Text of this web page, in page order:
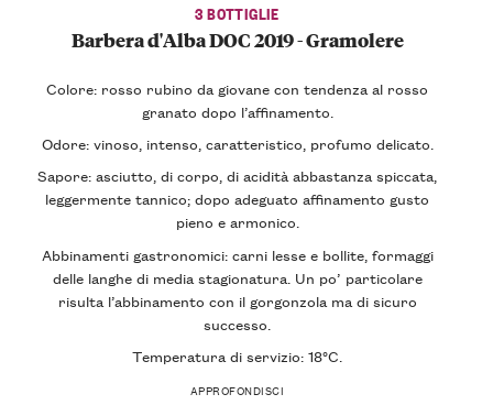
3 BOTTIGLIE
Barbera d'Alba DOC 2019 - Gramolere
Colore: rosso rubino da giovane con tendenza al rosso
granato dopo l’affinamento.
Odore: vinoso, intenso, caratteristico, profumo delicato.
Sapore: asciutto, di corpo, di acidità abbastanza spiccata,
leggermente tannico; dopo adeguato affinamento gusto
pieno e armonico.
Abbinamenti gastronomici: carni lesse e bollite, formaggi
delle langhe di media stagionatura. Un po’ particolare
risulta l’abbinamento con il gorgonzola ma di sicuro
successo.
Temperatura di servizio: 18°C.
APPROFONDISCI